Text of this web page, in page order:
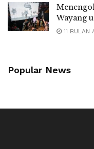
Wayang
11 BULAN
Popular News